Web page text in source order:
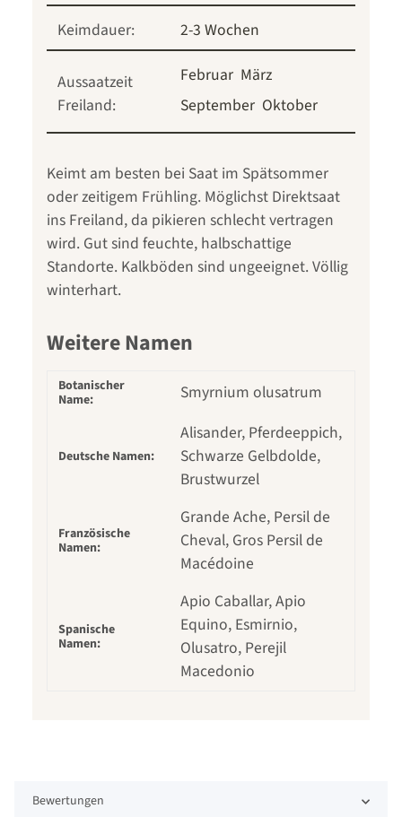
Keimdauer: 2-3 Wochen
Aussaatzeit
Freiland:
Februar März
September Oktober
Keimt am besten bei Saat im Spätsommer
oder zeitigem Frühling. Möglichst Direktsaat
ins Freiland, da pikieren schlecht vertragen
wird. Gut sind feuchte, halbschattige
Standorte. Kalkböden sind ungeeignet. Völlig
winterhart.
Weitere Namen
Botanischer
Name:
Smyrnium olusatrum
Deutsche Namen:
Alisander, Pferdeeppich,
Schwarze Gelbdolde,
Brustwurzel
Französische
Namen:
Grande Ache, Persil de
Cheval, Gros Persil de
Macédoine
Spanische
Namen:
Apio Caballar, Apio
Equino, Esmirnio,
Olusatro, Perejil
Macedonio
Bewertungen